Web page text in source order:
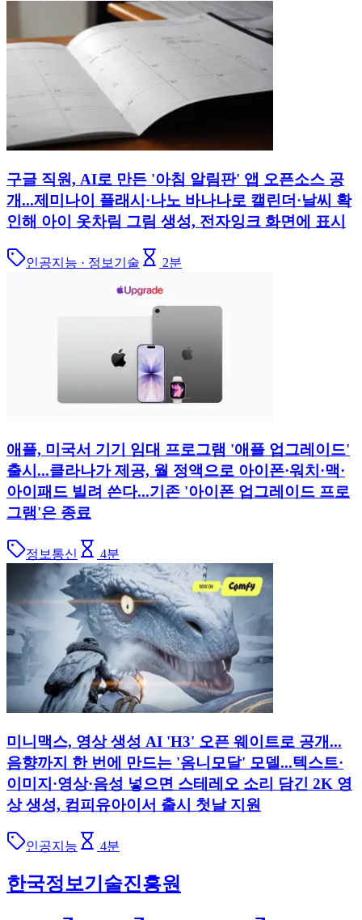
구글 직원, AI로 만든 '아침 알림판' 앱 오픈소스 공
개...제미나이 플래시·나노 바나나로 캘린더·날씨 확
인해 아이 옷차림 그림 생성, 전자잉크 화면에 표시
인공지능 · 정보기술 2분
애플, 미국서 기기 임대 프로그램 '애플 업그레이드'
출시...클라나가 제공, 월 정액으로 아이폰·워치·맥·
아이패드 빌려 쓴다...기존 '아이폰 업그레이드 프로
그램'은 종료
정보통신 4분
미니맥스, 영상 생성 AI 'H3' 오픈 웨이트로 공개...
음향까지 한 번에 만드는 '옴니모달' 모델...텍스트·
이미지·영상·음성 넣으면 스테레오 소리 담긴 2K 영
상 생성, 컴피유아이서 출시 첫날 지원
인공지능 4분
한국정보기술진흥원